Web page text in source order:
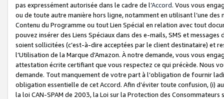
pas expressément autorisée dans le cadre de l’Accord. Vous vous
ou de toute autre manière hors ligne, notamment en utilisant l’une
Contenu du Programme ou tout Lien Spécial en relation avec tout
pouvez insérer des Liens Spéciaux dans des e-mails, SMS et
soient sollicitées (c’est-à-dire acceptées par le client destinataire) et
l’Utilisation de la Marque d’Amazon. À notre demande, vous vous
attestation écrite certifiant que vous respectez ce qui précède. Nous
demande. Tout manquement de votre part à l’obligation de fournir
obligation essentielle de cet Accord. Afin d’éviter toute confusion, (i)
la loi CAN-SPAM de 2003, la Loi sur la Protection des